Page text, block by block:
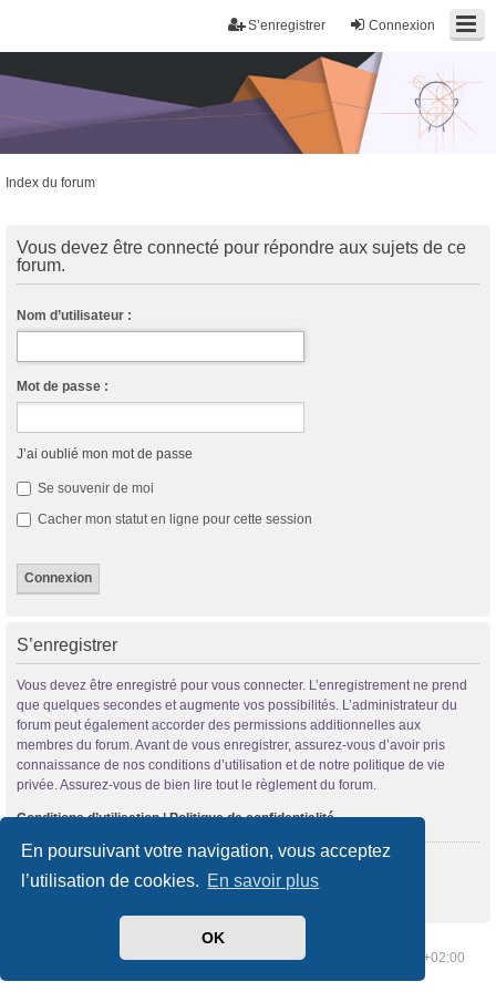
En poursuivant votre navigation, vous acceptez
l’utilisation de cookies. En savoir plus
OK
Connexion
S’enregistrer
Index du forum
Vous devez être connecté pour répondre aux sujets de ce
forum.
Nom d’utilisateur :
Mot de passe :
J’ai oublié mon mot de passe
Se souvenir de moi
Cacher mon statut en ligne pour cette session
S’enregistrer
Vous devez être enregistré pour vous connecter. L’enregistrement ne prend
que quelques secondes et augmente vos possibilités. L’administrateur du
forum peut également accorder des permissions additionnelles aux
membres du forum. Avant de vous enregistrer, assurez-vous d’avoir pris
connaissance de nos conditions d’utilisation et de notre politique de vie
privée. Assurez-vous de bien lire tout le règlement du forum.
Conditions d’utilisation|Politique de confidentialité
S’enregistrer
Supprimer les cookies Heures au format UTC+02:00